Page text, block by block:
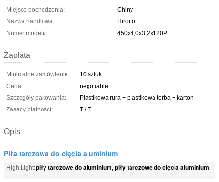
Miejsce pochodzenia:
Chiny
Nazwa handlowa:
Hirono
Numer modelu:
450x4,0x3,2x120P
Zapłata
Minimalne zamówienie:
10 sztuk
Cena:
negotiable
Szczegóły pakowania:
Plastikowa rura + plastikowa torba + karton
Zasady płatności:
T / T
Opis
Piła tarczowa do cięcia aluminium
High Light:piły tarczowe do aluminium, piły tarczowe do cięcia aluminium